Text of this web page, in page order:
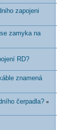
zapojeni
zamyka na
RD?
znamená
čerpadla? «